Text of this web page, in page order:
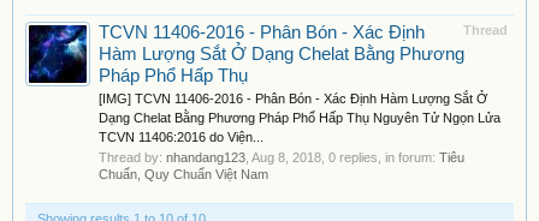
Thread
TCVN 11406-2016 - Phân Bón - Xác Định
Hàm Lượng Sắt Ở Dạng Chelat Bằng Phương
Pháp Phổ Hấp Thụ
[IMG] TCVN 11406-2016 - Phân Bón - Xác Định Hàm Lượng Sắt Ở
Dạng Chelat Bằng Phương Pháp Phổ Hấp Thụ Nguyên Tử Ngọn Lửa
TCVN 11406:2016 do Viện...
Thread by: nhandang123 Aug 8, 2018 , 0 replies, in forum: Tiêu
Chuẩn, Quy Chuẩn Việt Nam